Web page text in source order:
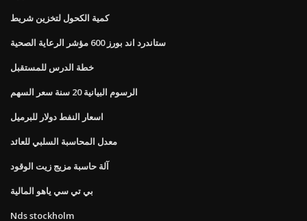
كمية الكحول لتخزين شريط
ستاندرد اند بورز 600 مؤشر الرعاية الصحية
خطة الدرس للمستقبل
الرسوم البيانية 20 سنة سعر السهم
اسعار النفط دولار للبرميل
معدل المحاسبة السلبي للعائد
آلة حاسبة مزيج زيت الوقود
بي تي سي ياهو المالية
Nds stockholm